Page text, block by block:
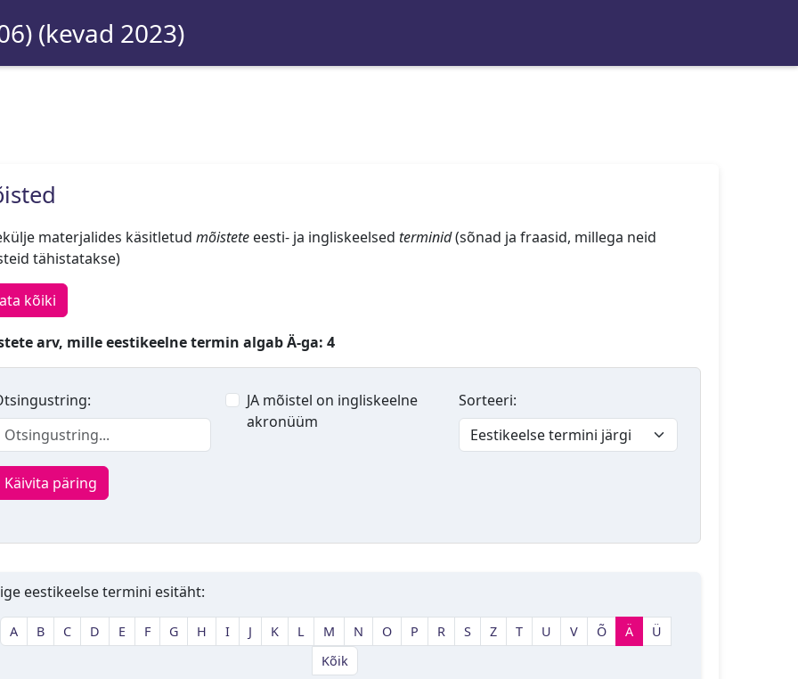
(kevad 2023)
materjalides käsitletud mõisteteeesti- ja ingliskeelsed terminid(sõnad ja fraasid, millega neid
tähistatakse)
kõiki
arv, mille eestikeelne termin algab Ä-ga: 4
JA mõistel on ingliskeelne
akronüüm
Sorteeri:
Käivita päring
eestikeelse termini esitäht:
A B C D E F G H I J K L M N O P R S Z T U V Õ Ä
Ü
Kõik